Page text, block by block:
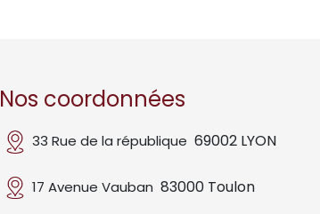
Nos coordonnées
33 Rue de la république 69002 LYON
17 Avenue Vauban 83000 Toulon